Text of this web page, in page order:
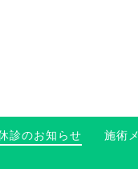
診のお知らせ 施術